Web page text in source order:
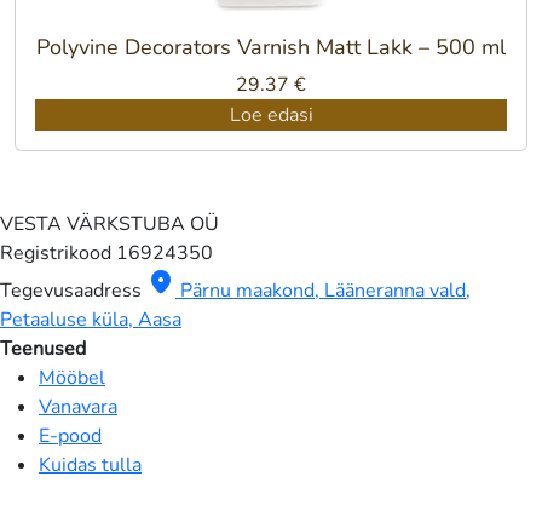
Polyvine Decorators Varnish Matt Lakk – 500 ml
29.37 €
Loe edasi
VESTA VÄRKSTUBA OÜ
Registrikood 16924350
Tegevusaadress location_on Pärnu maakond, Lääneranna vald,
Petaaluse küla, Aasa
Teenused
Mööbel
Vanavara
E-pood
Kuidas tulla